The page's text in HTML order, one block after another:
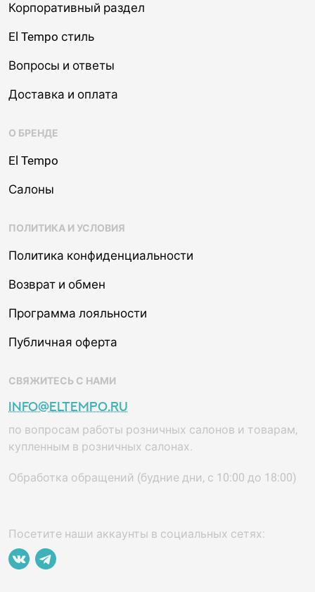
Корпоративный раздел
El Tempo стиль
Вопросы и ответы
Доставка и оплата
О БРЕНДЕ
El Tempo
Салоны
ПОЛИТИКА И УСЛОВИЯ
Политика конфиденциальности
Возврат и обмен
Программа лояльности
Публичная оферта
СВЯЖИТЕСЬ С НАМИ
info@eltempo.ru
по вопросам работы розничных салонов и товарам,
купленным в розничных салонах.
Обработка обращений (будние дни, с 10:00 до 18:00)
Посетите наши аккаунты в социальных сетях: